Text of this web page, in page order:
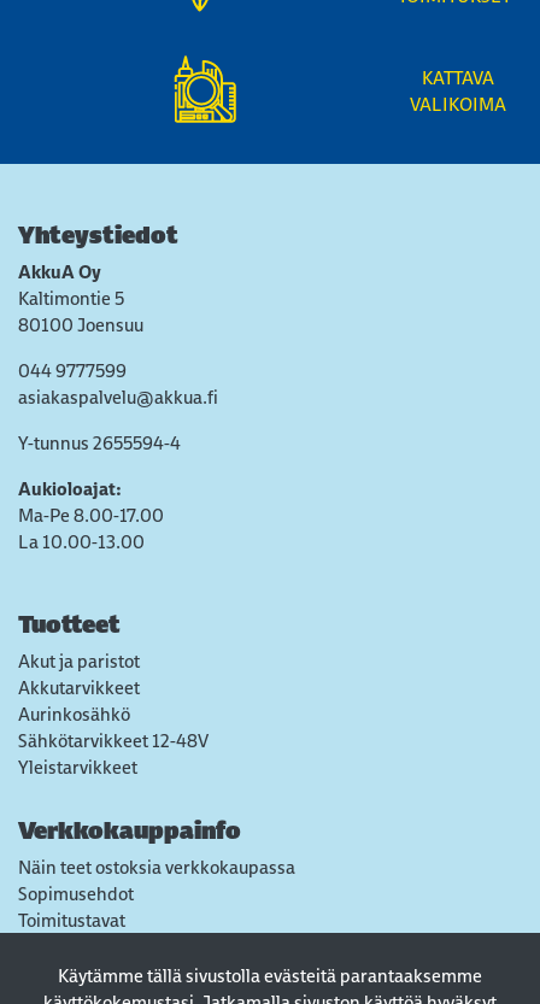
Käytämme tällä sivustolla evästeitä parantaaksemme
KATTAVA
VALIKOIMA
Yhteystiedot
AkkuA Oy
Kaltimontie 5
80100 Joensuu
044 9777599
asiakaspalvelu@akkua.fi
Y-tunnus 2655594-4
Aukioloajat:
Ma-Pe 8.00-17.00
La 10.00-13.00
Tuotteet
Akut ja paristot
Akkutarvikkeet
Aurinkosähkö
Sähkötarvikkeet 12-48V
Yleistarvikkeet
Verkkokauppainfo
Näin teet ostoksia verkkokaupassa
Sopimusehdot
Toimitustavat
Tietosuojaseloste